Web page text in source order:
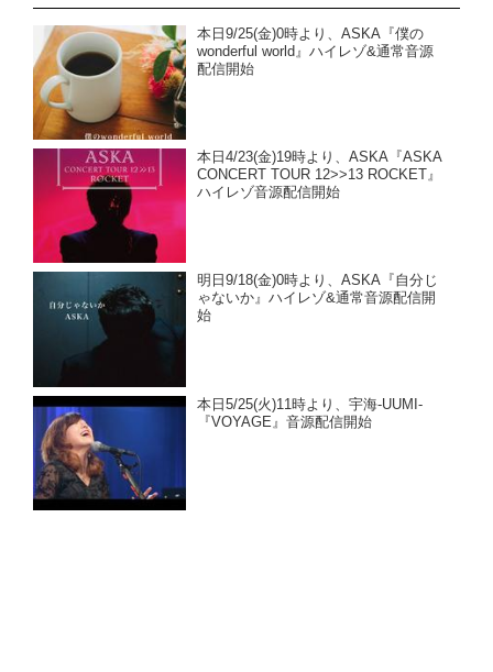
本日9/25(金)0時より、ASKA『僕の
wonderful world』ハイレゾ&通常音源
配信開始
本日4/23(金)19時より、ASKA『ASKA
CONCERT TOUR 12>>13 ROCKET』
ハイレゾ音源配信開始
明日9/18(金)0時より、ASKA『自分じ
ゃないか』ハイレゾ&通常音源配信開
始
本日5/25(火)11時より、宇海-UUMI-
『VOYAGE』音源配信開始